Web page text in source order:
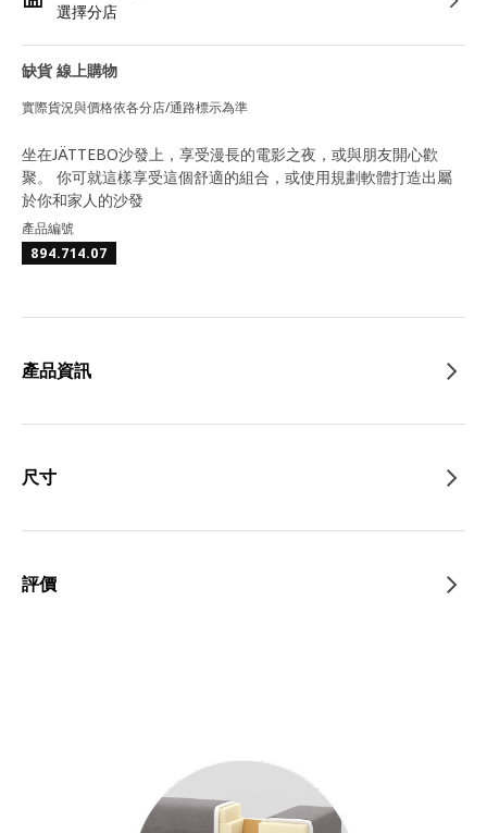
選擇分店
缺貨 線上購物
實際貨況與價格依各分店/通路標示為準
坐在JÄTTEBO沙發上，享受漫長的電影之夜，或與朋友開心歡
聚。 你可就這樣享受這個舒適的組合，或使用規劃軟體打造出屬
於你和家人的沙發
產品編號
894.714.07
產品資訊
尺寸
評價